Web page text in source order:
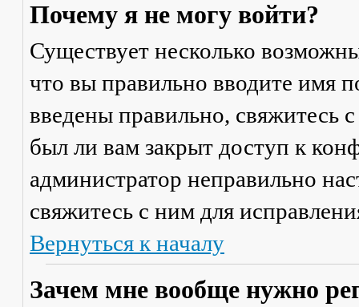
Почему я не могу войти?
Существует несколько
что вы правильно вводите имя
введены правильно, свяжитесь
был ли вам закрыт доступ к
администратор неправильно
свяжитесь с ним для
Вернуться к началу
Зачем мне вообще нужно